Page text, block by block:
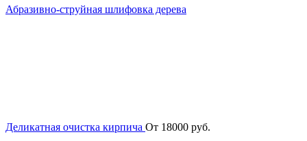
Абразивно-струйная шлифовка дерева
Деликатная очистка кирпича От 18000 руб.